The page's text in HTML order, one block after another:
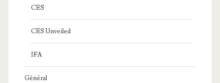
CES
CES Unveiled
IFA
Général